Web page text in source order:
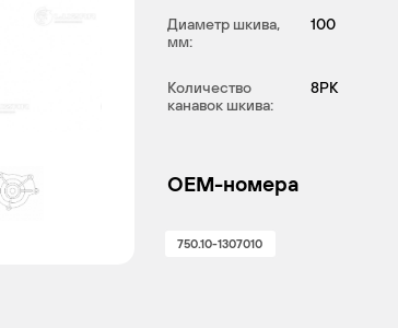
Диаметр шкива,
мм:
100
Количество
канавок шкива:
8PK
OEM-номера
750.10-1307010